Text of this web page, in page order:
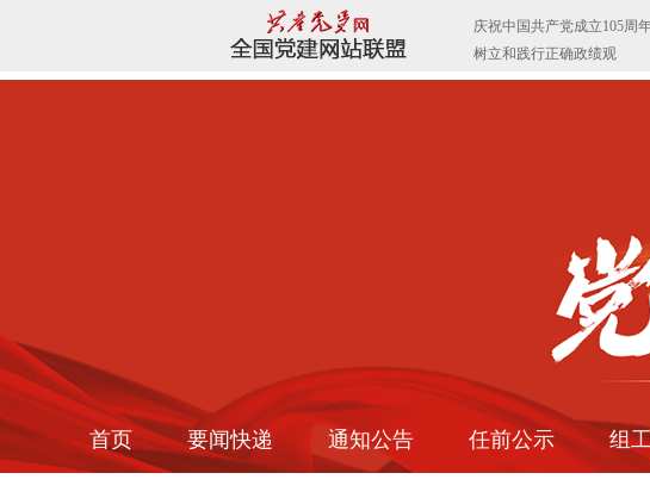
首页 要闻快递 通知公告 任前公示 组